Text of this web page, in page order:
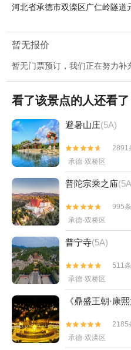
河北省承德市双滦区广仁岭隧道
暂无报价
暂无门票预订，我们正在努力补
看了该景点的人还看了
避暑山庄(5A)


2891
承德·双桥区
普陀宗乘之庙


995
承德·双桥区
普宁寺(5A)


511
承德·双桥区
《鼎盛王朝·康


2185
承德·双滦区